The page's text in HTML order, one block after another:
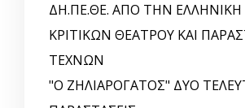
ΔΗ.ΠΕ.ΘΕ. ΑΠΟ ΤΗΝ
ΚΡΙΤΙΚΩΝ ΘΕΑΤΡΟΥ ΚΑΙ
ΤΕΧΝΩΝ
"Ο ΖΗΛΙΑΡΟΓΑΤΟΣ" ΔΥΟ